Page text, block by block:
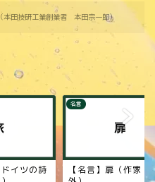
本田技研工業創業者 本田宗一郎）
ドイツの詩
名言
【名言】扉（作家